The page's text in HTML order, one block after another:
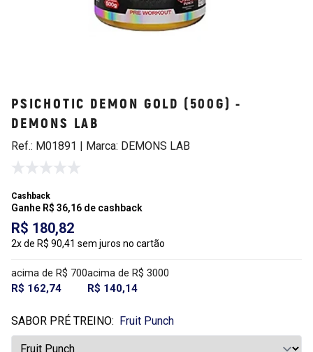
PSICHOTIC DEMON GOLD (500G) -
DEMONS LAB
Ref.: M01891 | Marca: DEMONS LAB
Cashback
Ganhe R$ 36,16 de cashback
R$ 180,82
2x de R$ 90,41 sem juros no cartão
acima de R$ 700
R$ 162,74
acima de R$ 3000
R$ 140,14
SABOR PRÉ TREINO: Fruit Punch